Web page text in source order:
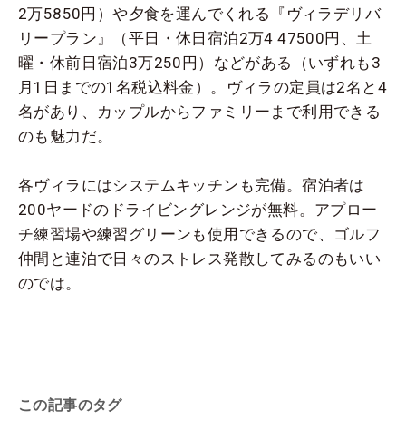
2万5850円）や夕食を運んでくれる『ヴィラデリバ
リープラン』（平日・休日宿泊2万4 47500円、土
曜・休前日宿泊3万250円）などがある（いずれも3
月1日までの1名税込料金）。ヴィラの定員は2名と4
名があり、カップルからファミリーまで利用できる
のも魅力だ。
各ヴィラにはシステムキッチンも完備。宿泊者は
200ヤードのドライビングレンジが無料。アプロー
チ練習場や練習グリーンも使用できるので、ゴルフ
仲間と連泊で日々のストレス発散してみるのもいい
のでは。
この記事のタグ